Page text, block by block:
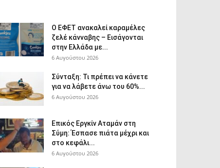
Ο ΕΦΕΤ ανακαλεί καραμέλες
ζελέ κάνναβης – Εισάγονται
στην Ελλάδα με...
6 Αυγούστου 2026
Σύνταξη: Τι πρέπει να κάνετε
για να λάβετε άνω του 60%...
6 Αυγούστου 2026
Επικός Εργκίν Αταμάν στη
Σύμη: Έσπασε πιάτα μέχρι και
στο κεφάλι...
6 Αυγούστου 2026